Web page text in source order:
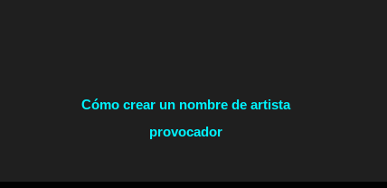
Cómo crear un nombre de artista
provocador